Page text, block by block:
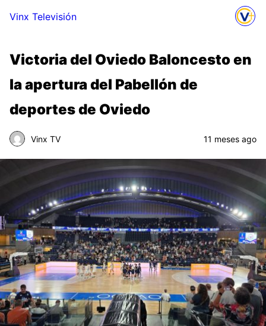
Vinx Televisión
Victoria del Oviedo Baloncesto en
la apertura del Pabellón de
deportes de Oviedo
Vinx TV 11 meses ago